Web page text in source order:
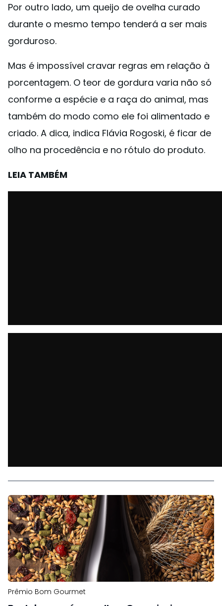
Por outro lado, um queijo de ovelha curado
durante o mesmo tempo tenderá a ser mais
gorduroso.
Mas é impossível cravar regras em relação à
porcentagem. O teor de gordura varia não só
conforme a espécie e a raça do animal, mas
também do modo como ele foi alimentado e
criado. A dica, indica Flávia Rogoski, é ficar de
olho na procedência e no rótulo do produto.
LEIA TAMBÉM
Prêmio Bom Gourmet